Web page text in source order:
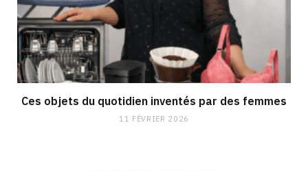
Ces objets du quotidien inventés par des femmes
11 FÉVRIER 2026